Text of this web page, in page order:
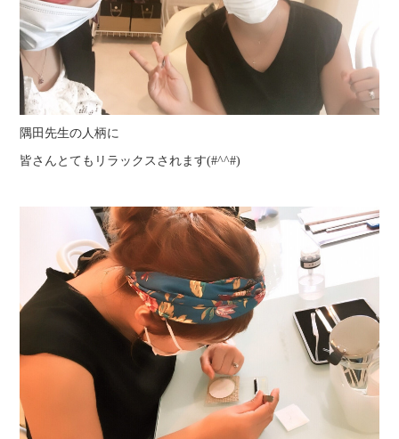
隅田先生の人柄に
皆さんとてもリラックスされます(#^^#)